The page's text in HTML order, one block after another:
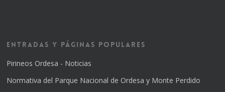
Entradas y Páginas Populares
Pirineos Ordesa - Noticias
Normativa del Parque Nacional de Ordesa y Monte Perdido